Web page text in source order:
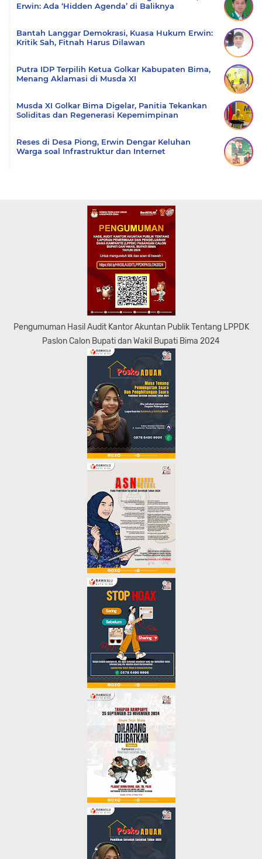
Erwin: Ada ‘Hidden Agenda’ di Baliknya
Bantah Langgar Demokrasi, Kuasa Hukum Erwin:
Kritik Sah, Fitnah Harus Dilawan
Putra IDP Terpilih Ketua Golkar Kabupaten Bima,
Menang Aklamasi di Musda XI
Musda XI Golkar Bima Digelar, Panitia Tekankan
Soliditas dan Regenerasi Kepemimpinan
Reses di Desa Piong, Erwin Dengar Keluhan
Warga soal Infrastruktur dan Internet
Pengumuman Hasil Audit Kantor Akuntan Publik Tentang LPPDK
Paslon Calon Bupati dan Wakil Bupati Bima 2024